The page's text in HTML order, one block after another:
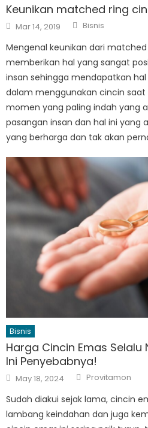
Keunikan matched ring
Posted
on
Mar 14, 2019 Author
Bisnis
Mengenal keunikan dari
memberikan hal yang sangat
insan sehingga mendapatkan
dalam menggunakan cincin saat
momen yang paling indah yang
pasangan insan dan hal ini yang
yang berharga dan tak akan
Bisnis
Harga Cincin Emas Selalu
Ini Penyebabnya!
Posted
on
May 18, 2024 Author
Provitamon
Sudah diakui sejak lama, cincin
lambang keindahan dan juga